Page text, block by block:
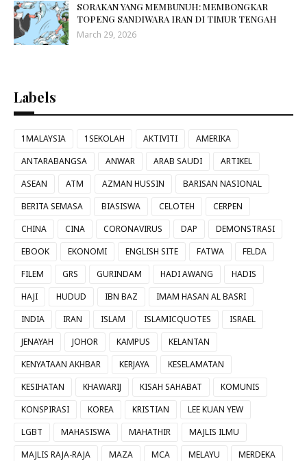
SORAKAN YANG MEMBUNUH: MEMBONGKAR
TOPENG SANDIWARA IRAN DI TIMUR TENGAH
March 29, 2026
Labels
1MALAYSIA 1SEKOLAH AKTIVITI
AMERIKA
ANTARABANGSA
ANWAR ARAB SAUDI
ARTIKEL
ASEAN
ATM AZMAN HUSSIN
BARISAN NASIONAL
BERITA SEMASA
BIASISWA CELOTEH
CERPEN
CHINA
CINA CORONAVIRUS DAP
DEMONSTRASI
EBOOK
EKONOMI ENGLISH SITE FATWA
FELDA
FILEM
GRS GURINDAM HADI AWANG
HADIS
HAJI
HUDUD IBN BAZ
IMAM HASAN AL BASRI
INDIA
IRAN ISLAM ISLAMICQUOTES
ISRAEL
JENAYAH
JOHOR KAMPUS
KELANTAN
KENYATAAN AKHBAR
KERJAYA
KESELAMATAN
KESIHATAN
KHAWARIJ KISAH SAHABAT
KOMUNIS
KONSPIRASI
KOREA KRISTIAN
LEE KUAN YEW
LGBT
MAHASISWA MAHATHIR
MAJLIS ILMU
MAJLIS RAJA-RAJA
MAZA MCA MELAYU
MERDEKA